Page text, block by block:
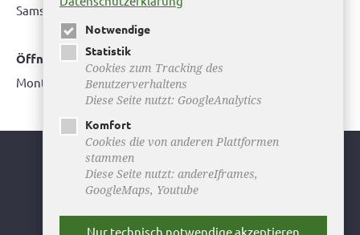
Samstag:bitte hier klicken
Öffnungszeiten Bürgerbüro Büddenstedt
Montag: 14:00 bis 16:00 Uhr
Youtube
Facebook
Instagram
Notwendige
Statistik
Cookies zum Tracking des
Benutzerverhaltens
Diese Seite nutzt: GoogleAnalytics
Komfort
Cookies die von anderen Plattformen
stammen
Diese Seite nutzt: andereIframes,
GoogleMaps, Youtube
Nur technisch notwendige akzeptieren